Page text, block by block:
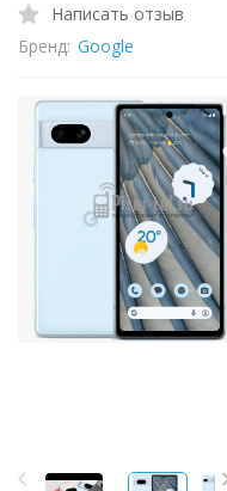
Написать отзыв
Бренд: Google